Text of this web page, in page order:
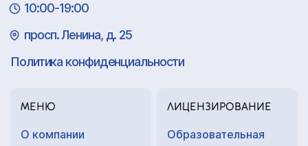
10:00-19:00
просп. Ленина, д. 25
Политика конфиденциальности
МЕНЮ
О компании
ЛИЦЕНЗИРОВАНИЕ
Образовательная